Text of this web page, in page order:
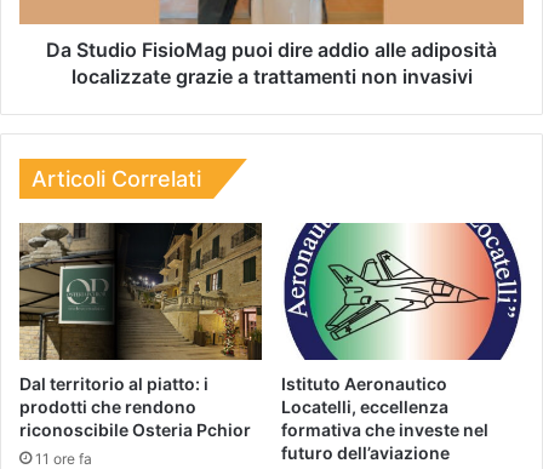
Da Studio FisioMag puoi dire addio alle adiposità
localizzate grazie a trattamenti non invasivi
Articoli Correlati
Dal territorio al piatto: i
prodotti che rendono
riconoscibile Osteria Pchior
11 ore fa
Istituto Aeronautico
Locatelli, eccellenza
formativa che investe nel
futuro dell’aviazione